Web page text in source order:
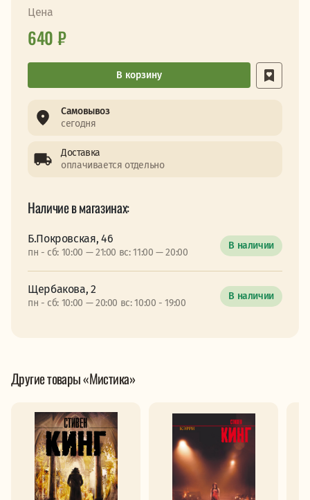
Цена
640 ₽
В корзину
Самовывоз
сегодня
Доставка
оплачивается отдельно
Наличие в магазинах:
Б.Покровская, 46
пн - сб: 10:00 — 21:00 вс: 11:00 — 20:00
В наличии
Щербакова, 2
пн - сб: 10:00 — 20:00 вс: 10:00 - 19:00
В наличии
Другие товары «Мистика»